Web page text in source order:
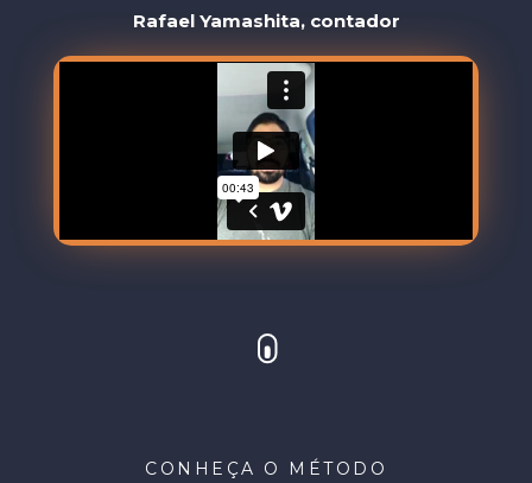
Rafael Yamashita, contador
CONHEÇA O MÉTODO